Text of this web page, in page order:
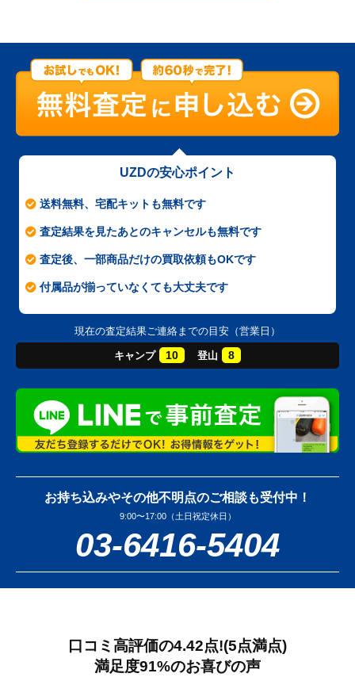
UZDの安心ポイント
送料無料、宅配キットも無料です
査定結果を見たあとのキャンセルも無料です
査定後、一部商品だけの買取依頼もOKです
付属品が揃っていなくても大丈夫です
現在の査定結果ご連絡までの目安（営業日）
キャンプ 10 登山 8
お持ち込みやその他不明点のご相談も受付中！
9:00〜17:00（土日祝定休日）
03-6416-5404
口コミ高評価の4.42点!(5点満点)
満足度91%のお喜びの声